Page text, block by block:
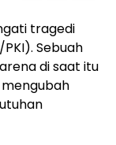
tragedi
Sebuah
di saat itu